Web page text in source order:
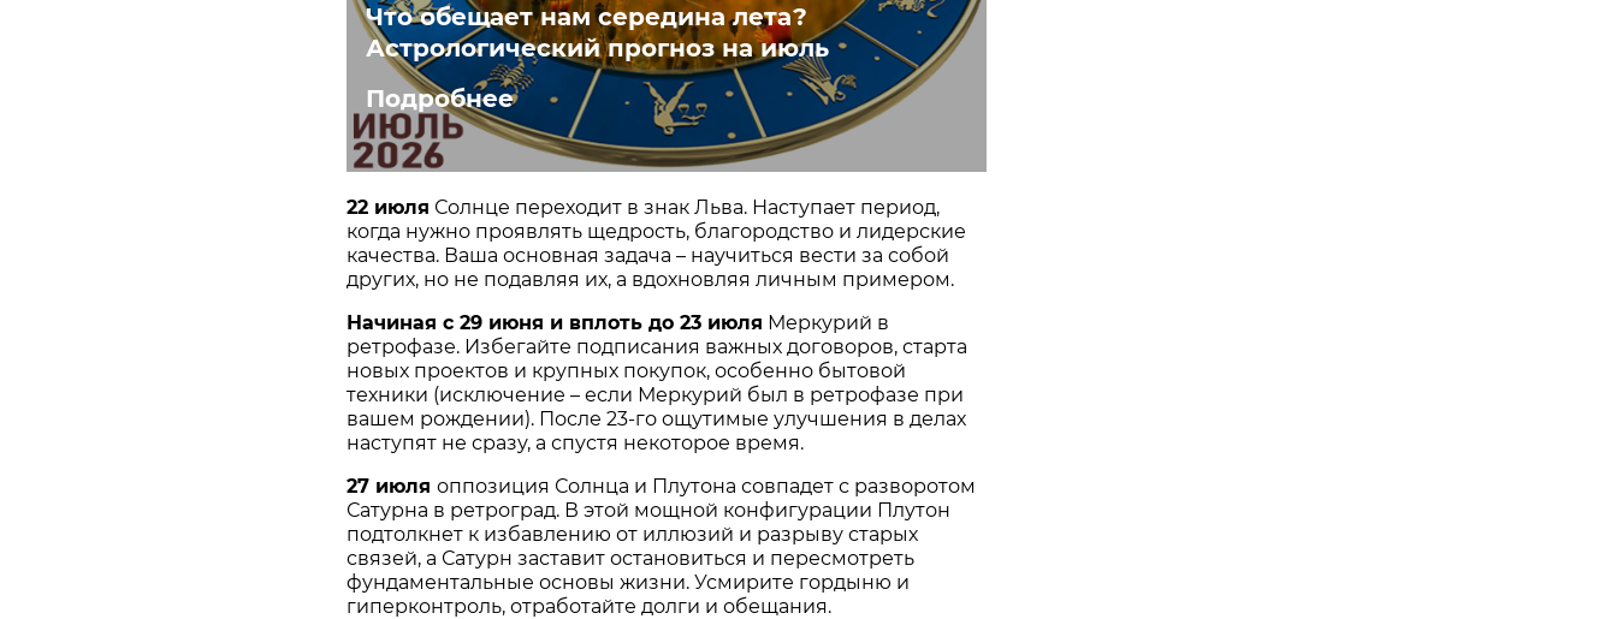
​Что обещает нам середина лета?
Астрологический прогноз на июль
Подробнее
22 июля Солнце переходит в знак Льва. Наступает период,
когда нужно проявлять щедрость, благородство и лидерские
качества. Ваша основная задача – научиться вести за собой
других, но не подавляя их, а вдохновляя личным примером.
Начиная с 29 июня и вплоть до 23 июля Меркурий в
ретрофазе. Избегайте подписания важных договоров, старта
новых проектов и крупных покупок, особенно бытовой
техники (исключение – если Меркурий был в ретрофазе при
вашем рождении). После 23-го ощутимые улучшения в делах
наступят не сразу, а спустя некоторое время.
27 июля оппозиция Солнца и Плутона совпадет с разворотом
Сатурна в ретроград. В этой мощной конфигурации Плутон
подтолкнет к избавлению от иллюзий и разрыву старых
связей, а Сатурн заставит остановиться и пересмотреть
фундаментальные основы жизни. Усмирите гордыню и
гиперконтроль, отработайте долги и обещания.